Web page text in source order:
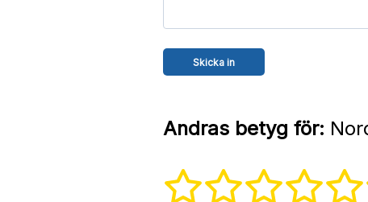
Andras betyg för: